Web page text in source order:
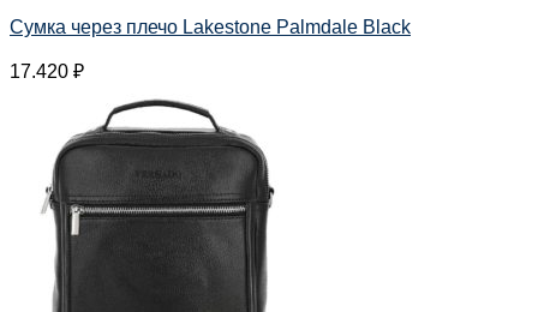
Сумка через плечо Lakestone Palmdale Black
17.420 ₽